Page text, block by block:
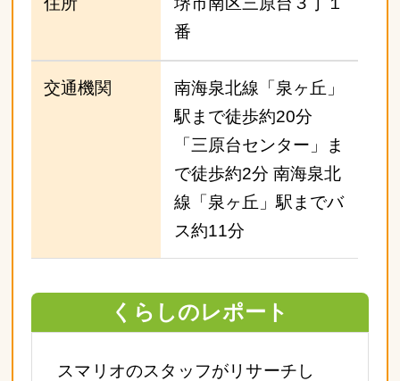
番
交通機関
南海泉北線「泉ヶ丘」
駅まで徒歩約20分
「三原台センター」ま
で徒歩約2分 南海泉北
線「泉ヶ丘」駅までバ
ス約11分
くらしのレポート
スマリオのスタッフがリサーチし